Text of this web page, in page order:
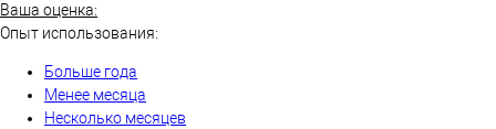
Ваша оценка:
Опыт использования:
Больше года
Менее месяца
Несколько месяцев